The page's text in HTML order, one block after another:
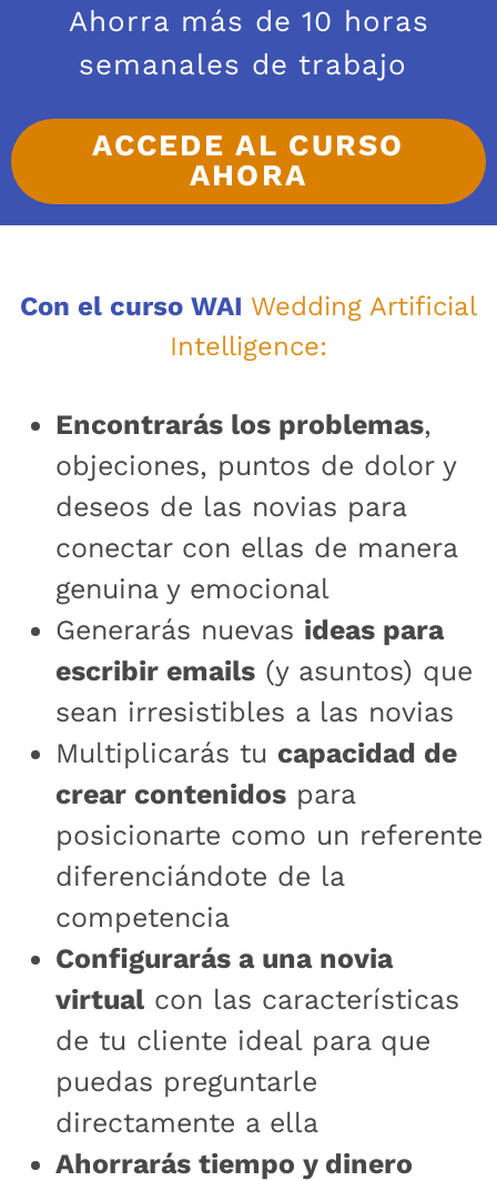
Ahorra más de 10 horas
semanales de trabajo
ACCEDE AL CURSO
AHORA
Con el curso WAI Wedding Artificial
Intelligence:
Encontrarás los problemas,
objeciones, puntos de dolor y
deseos de las novias para
conectar con ellas de manera
genuina y emocional
Generarás nuevas ideas para
escribir emails (y asuntos) que
sean irresistibles a las novias
Multiplicarás tu capacidad de
crear contenidos para
posicionarte como un referente
diferenciándote de la
competencia
Configurarás a una novia
virtual con las características
de tu cliente ideal para que
puedas preguntarle
directamente a ella
Ahorrarás tiempo y dinero